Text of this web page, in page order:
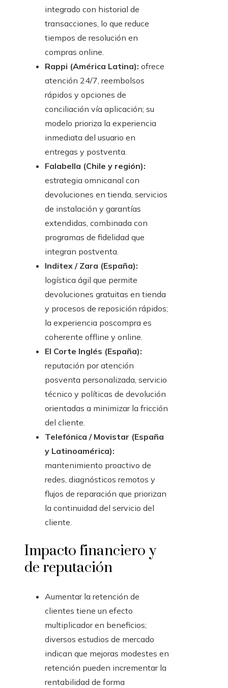
integrado con historial de
transacciones, lo que reduce
tiempos de resolución en
compras online.
Rappi (América Latina): ofrece
atención 24/7, reembolsos
rápidos y opciones de
conciliación vía aplicación; su
modelo prioriza la experiencia
inmediata del usuario en
entregas y postventa.
Falabella (Chile y región):
estrategia omnicanal con
devoluciones en tienda, servicios
de instalación y garantías
extendidas, combinada con
programas de fidelidad que
integran postventa.
Inditex / Zara (España):
logística ágil que permite
devoluciones gratuitas en tienda
y procesos de reposición rápidos;
la experiencia poscompra es
coherente offline y online.
El Corte Inglés (España):
reputación por atención
posventa personalizada, servicio
técnico y políticas de devolución
orientadas a minimizar la fricción
del cliente.
Telefónica / Movistar (España
y Latinoamérica):
mantenimiento proactivo de
redes, diagnósticos remotos y
flujos de reparación que priorizan
la continuidad del servicio del
cliente.
Impacto financiero y
de reputación
Aumentar la retención de
clientes tiene un efecto
multiplicador en beneficios;
diversos estudios de mercado
indican que mejoras modestes en
retención pueden incrementar la
rentabilidad de forma